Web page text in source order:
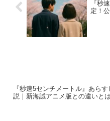
『秒
定！
『秒速5センチメートル』あら
説｜新海誠アニメ版との違いと